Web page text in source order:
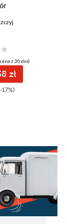
z 30 dni)
zł
17%)